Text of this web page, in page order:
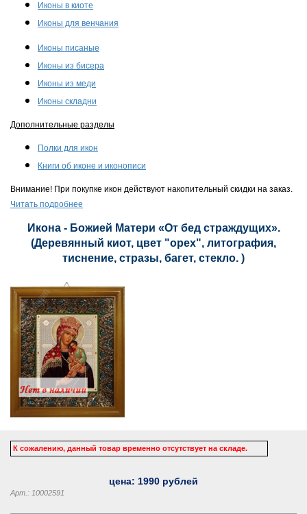
Иконы в киоте
Иконы для венчания
Иконы писаные
Иконы из бисера
Иконы из меди
Иконы складни
Дополнительные разделы
Полки для икон
Книги об иконе и иконописи
Внимание! При покупке икон действуют накопительный скидки на заказ.
Читать подробнее
Икона - Божией Матери «От бед страждущих».
(Деревянный киот, цвет "орех", литография,
тиснение, стразы, багет, стекло. )
К сожалению, данный товар временно отсутствует на складе.
цена: 1990 рублей
Арт.: 10002591